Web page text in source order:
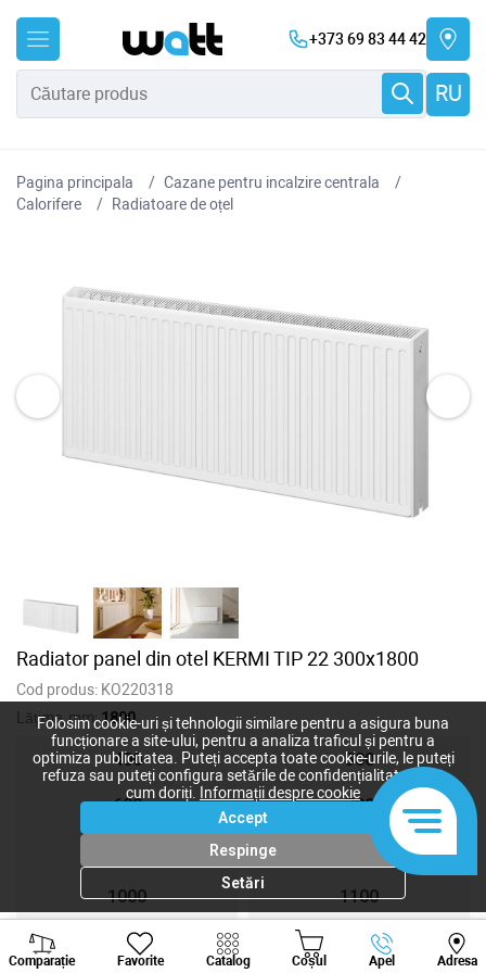
+373 69 83 44 42
RU
Pagina principala
Cazane pentru incalzire centrala
Сalorifere
Radiatoare de oțel
Radiator panel din otel KERMI TIP 22 300x1800
Cod produs: KO220318
Lățime, mm:1800
400 500
600 700
900
1000 1100
1200 1400
Comparație Favorite Catalog Coșul Apel Adresa
Viber Whatsapp
Folosim cookie-uri și tehnologii similare pentru a asigura buna
funcționare a site-ului, pentru a analiza traficul și pentru a
optimiza publicitatea. Puteți accepta toate cookie-urile, le puteți
refuza sau puteți configura setările de confidențialitate după
cum doriți.
Informații despre cookie
Accept
Respinge
Setări